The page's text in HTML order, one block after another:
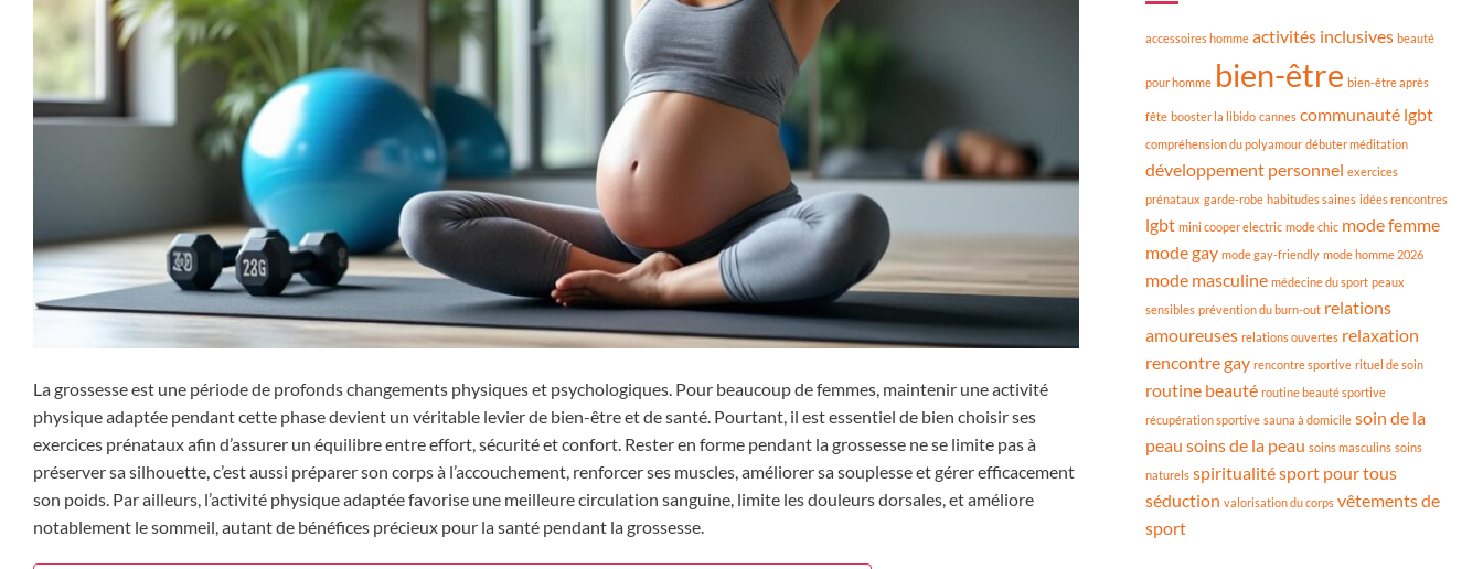
La grossesse est une période de profonds changements physiques et psychologiques. Pour beaucoup de femmes, maintenir une activité
physique adaptée pendant cette phase devient un véritable levier de bien-être et de santé. Pourtant, il est essentiel de bien choisir ses
exercices prénataux afin d’assurer un équilibre entre effort, sécurité et confort. Rester en forme pendant la grossesse ne se limite pas à
préserver sa silhouette, c’est aussi préparer son corps à l’accouchement, renforcer ses muscles, améliorer sa souplesse et gérer efficacement
son poids. Par ailleurs, l’activité physique adaptée favorise une meilleure circulation sanguine, limite les douleurs dorsales, et améliore
notablement le sommeil, autant de bénéfices précieux pour la santé pendant la grossesse.
accessoires homme activités inclusives beauté
pour homme bien-être bien-être après
fête booster la libido cannes communauté lgbt
compréhension du polyamour débuter méditation
développement personnel exercices
prénataux garde-robe habitudes saines idées rencontres
lgbt mini cooper electric mode chic mode femme
mode gay mode gay-friendly mode homme 2026
mode masculine médecine du sport peaux
sensibles prévention du burn-out relations
amoureuses relations ouvertes relaxation
rencontre gay rencontre sportive rituel de soin
routine beauté routine beauté sportive
récupération sportive sauna à domicile soin de la
peau soins de la peau soins masculins soins
naturels spiritualitésport pour tous
séduction valorisation du corps vêtements de
sport